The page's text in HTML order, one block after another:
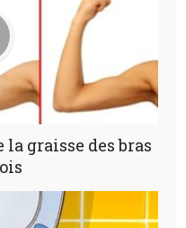
graisse des bras